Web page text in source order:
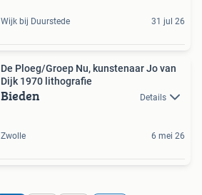
Wijk bij Duurstede 31 jul 26
De Ploeg/Groep Nu, kunstenaar Jo van
Dijk 1970 lithografie
Bieden Details
Zwolle 6 mei 26